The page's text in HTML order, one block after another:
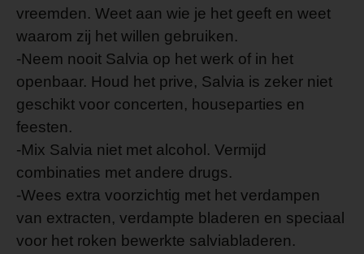
vreemden. Weet aan wie je het geeft en weet
waarom zij het willen gebruiken.
-Neem nooit Salvia op het werk of in het
openbaar. Houd het prive, Salvia is zeker niet
geschikt voor concerten, houseparties en
feesten.
-Mix Salvia niet met alcohol. Vermijd
combinaties met andere drugs.
-Wees extra voorzichtig met het verdampen
van extracten, verdampte bladeren en speciaal
voor het roken bewerkte salviabladeren.